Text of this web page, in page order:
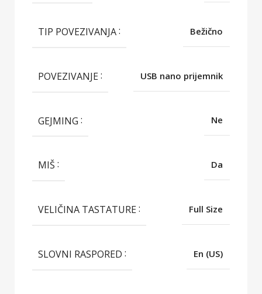
TIP POVEZIVANJA Bežično
POVEZIVANJE USB nano prijemnik
GEJMING Ne
MIŠ Da
VELIČINA TASTATURE Full Size
SLOVNI RASPORED En (US)